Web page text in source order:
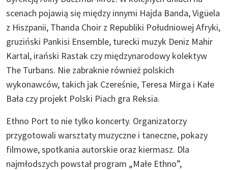
scenach pojawią się między innymi Hajda Banda, Vigüela
z Hiszpanii, Thanda Choir z Republiki Południowej Afryki,
gruziński Pankisi Ensemble, turecki muzyk Deniz Mahir
Kartal, irański Rastak czy międzynarodowy kolektyw
The Turbans. Nie zabraknie również polskich
wykonawców, takich jak Czereśnie, Teresa Mirga i Kałe
Bała czy projekt Polski Piach gra Reksia.
Ethno Port to nie tylko koncerty. Organizatorzy
przygotowali warsztaty muzyczne i taneczne, pokazy
filmowe, spotkania autorskie oraz kiermasz. Dla
najmłodszych powstał program „Małe Ethno”,